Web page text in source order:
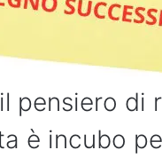
pensiero di
è incubo